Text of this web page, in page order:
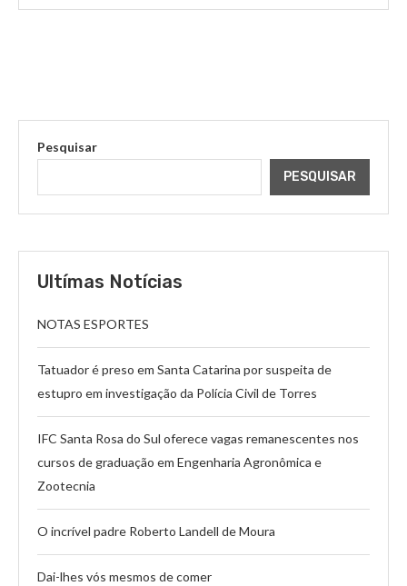
Pesquisar
PESQUISAR
Ultímas Notícias
NOTAS ESPORTES
Tatuador é preso em Santa Catarina por suspeita de
estupro em investigação da Polícia Civil de Torres
IFC Santa Rosa do Sul oferece vagas remanescentes nos
cursos de graduação em Engenharia Agronômica e
Zootecnia
O incrível padre Roberto Landell de Moura
Dai-lhes vós mesmos de comer